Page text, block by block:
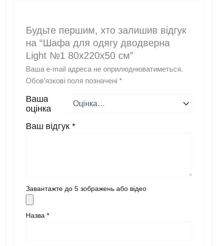
Будьте першим, хто залишив відгук
на “Шафа для одягу дводверна
Light №1 80x220x50 см”
Ваша e-mail адреса не оприлюднюватиметься.
Обов’язкові поля позначені *
Ваша
оцінка
Ваш відгук *
Завантажте до 5 зображень або відео
Назва *